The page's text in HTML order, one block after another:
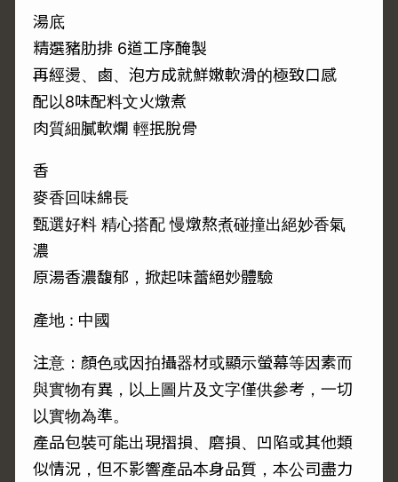
湯底
精選豬肋排 6道工序醃製
再經燙、鹵、泡方成就鮮嫩軟滑的極致口感
配以8味配料文火燉煮
肉質細膩軟爛 輕抿脫骨
香
麥香回味綿長
甄選好料 精心搭配 慢燉熬煮碰撞出絕妙香氣
濃
原湯香濃馥郁，掀起味蕾絕妙體驗
產地 : 中國
注意：顏色或因拍攝器材或顯示螢幕等因素而
與實物有異，以上圖片及文字僅供參考，一切
以實物為準。
產品包裝可能出現摺損、磨損、凹陷或其他類
似情況，但不影響產品本身品質，本公司盡力